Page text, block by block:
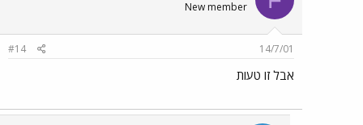
New member
14/7/01
#14
אבל זו טעות